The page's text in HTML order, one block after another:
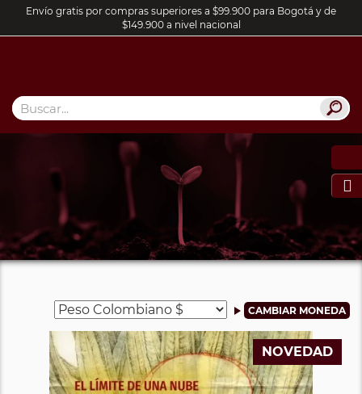
Envío gratis por compras superiores a $99.900 para Bogotá y de
$149.900 a nivel nacional

NOVEDAD